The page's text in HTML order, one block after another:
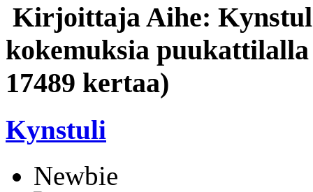
KirjoittajaAihe:
kokemuksia
17489 kertaa)
Kynstuli
Newbie